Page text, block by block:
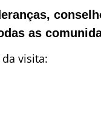
as
visita: